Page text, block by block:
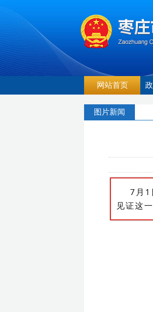
网站首页
图片新闻
7月1
见证这